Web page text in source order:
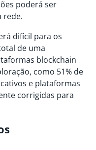
poderá ser
rede.
difícil para os
de uma
blockchain
como 51% de
e plataformas
corrigidas para